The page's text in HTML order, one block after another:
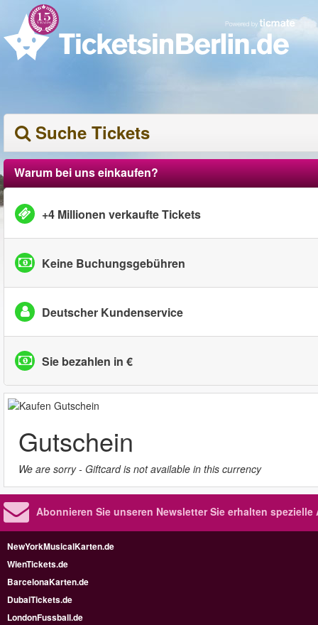
Suche Tickets
Warum bei uns einkaufen?
+4 Millionen verkaufte Tickets
Keine Buchungsgebühren
Deutscher Kundenservice
Sie bezahlen in €
Gutschein
We are sorry - Giftcard is not available in this currency
Abonnieren Sie unseren NewsletterSie erhalten spezielle
NewYorkMusicalKarten.de
WienTickets.de
BarcelonaKarten.de
DubaiTickets.de
LondonFussball.de